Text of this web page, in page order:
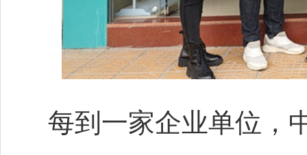
每到一家企业单位，